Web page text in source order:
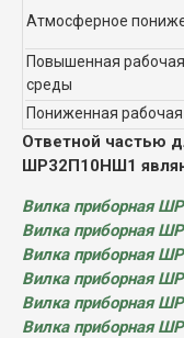
Атмосферное
Повышенная
среды
Пониженная
Ответной частью
ШР32П10НШ1
Вилка приборная
Вилка приборная
Вилка приборная
Вилка приборная
Вилка приборная
Вилка приборная